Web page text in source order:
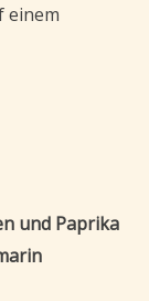
einem
und Paprika